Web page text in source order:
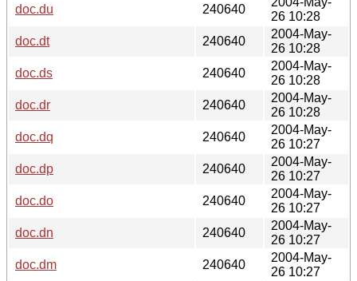
doc.du
240640
26 10:28
doc.dt
240640
2004-May-
26 10:28
doc.ds
240640
2004-May-
26 10:28
doc.dr
240640
2004-May-
26 10:28
doc.dq
240640
2004-May-
26 10:27
doc.dp
240640
2004-May-
26 10:27
doc.do
240640
2004-May-
26 10:27
doc.dn
240640
2004-May-
26 10:27
doc.dm
240640
2004-May-
26 10:27